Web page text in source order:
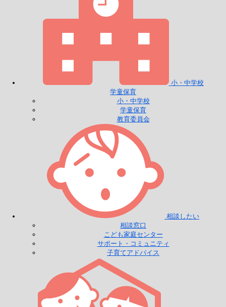
小・中学校
学童保育
小・中学校
学童保育
教育委員会
相談したい
相談窓口
こども家庭センター
サポート・コミュニティ
子育てアドバイス